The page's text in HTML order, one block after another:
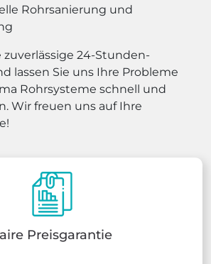
Rohrsanierung und
zuverlässige 24-Stunden-
lassen Sie uns Ihre Probleme
Rohrsysteme schnell und
Wir freuen uns auf Ihre
Preisgarantie